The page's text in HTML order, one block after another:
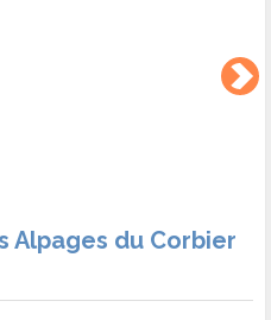
Alpages du Corbier